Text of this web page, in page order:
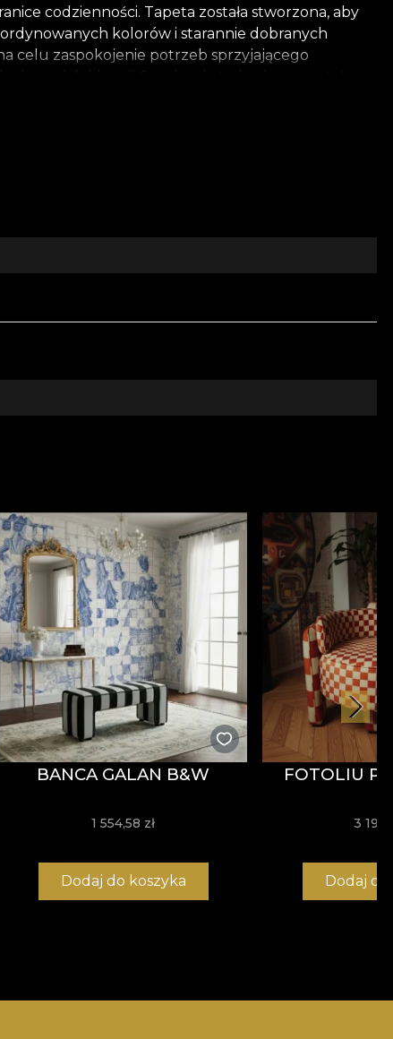
codzienności. Tapeta została stworzona, aby
kolorów i starannie dobranych
celu zaspokojenie potrzeb sprzyjającego
wszystko, co oczywiste, i przekazywać
ludzkimi, fakturami materiałów odkrytymi przez
BANCA GALAN B&W
1 554,58 zł
Dodaj do koszyka
FOTOLIU
3
Dodaj do